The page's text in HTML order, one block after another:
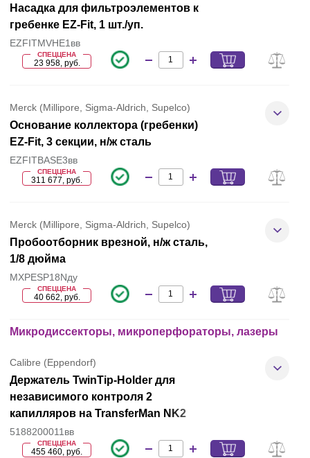
Насадка для фильтроэлементов к
гребенке EZ-Fit, 1 шт./уп.
EZFITMVHE1вв
СПЕЦЦЕНА
23 958, руб.
Merck (Millipore, Sigma-Aldrich, Supelco)
Основание коллектора (гребенки)
EZ-Fit, 3 секции, н/ж сталь
EZFITBASE3вв
СПЕЦЦЕНА
311 677, руб.
Merck (Millipore, Sigma-Aldrich, Supelco)
Пробоотборник врезной, н/ж сталь,
1/8 дюйма
MXPESP18Nду
СПЕЦЦЕНА
40 662, руб.
Микродиссекторы, микроперфораторы, лазеры
Calibre (Eppendorf)
Держатель TwinTip-Holder для
независимого контроля 2
капилляров на TransferMan NK2
5188200011вв
СПЕЦЦЕНА
455 460, руб.